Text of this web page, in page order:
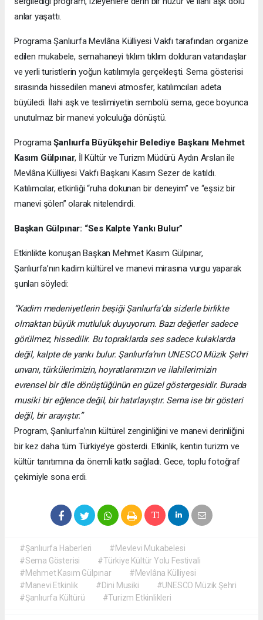
anlar yaşattı.
ProgramaŞanlıurfa Mevlâna Külliyesi Vakfı tarafından organize
edilen mukabele, semahaneyi tıklım tıklım dolduran vatandaşlar
ve yerli turistlerin yoğun katılımıyla gerçekleşti. Sema gösterisi
sırasında hissedilen manevi atmosfer, katılımcıları adeta
büyüledi. İlahi aşk ve teslimiyetin sembolü sema, gece boyunca
unutulmaz bir manevi yolculuğa dönüştü.
ProgramaŞanlıurfa Büyükşehir Belediye Başkanı Mehmet
Kasım Gülpınar, İl Kültür ve Turizm Müdürü Aydın Arslan ile
Mevlâna Külliyesi Vakfı Başkanı Kasım Sezer de katıldı.
Katılımcılar, etkinliği “ruha dokunan bir deneyim” ve “eşsiz bir
manevi şölen” olarak nitelendirdi.
Başkan Gülpınar: “Ses Kalpte Yankı Bulur”
Etkinlikte konuşan Başkan Mehmet Kasım Gülpınar,
Şanlıurfa’nın kadim kültürel ve manevi mirasına vurgu yaparak
şunları söyledi:
“Kadim medeniyetlerin beşiği Şanlıurfa’da sizlerle birlikte
olmaktan büyük mutluluk duyuyorum. Bazı değerler sadece
görülmez, hissedilir. Bu topraklarda ses sadece kulaklarda
değil, kalpte de yankı bulur. Şanlıurfa’nın UNESCO Müzik Şehri
unvanı, türkülerimizin, hoyratlarımızın ve ilahilerimizin
evrensel bir dile dönüştüğünün en güzel göstergesidir. Burada
musiki bir eğlence değil, bir hatırlayıştır. Sema ise bir gösteri
değil, bir arayıştır.”
Program, Şanlıurfa’nın kültürel zenginliğini ve manevi derinliğini
bir kez daha tüm Türkiye’ye gösterdi. Etkinlik, kentin turizm ve
kültür tanıtımına da önemli katkı sağladı. Gece, toplu fotoğraf
çekimiyle sona erdi.
#Şanlıurfa Haberleri
#Mevlevi Mukabelesi
#Sema Gösterisi
#Türkiye Kültür Yolu Festivali
#Mehmet Kasım Gülpınar
#Mevlâna Külliyesi
#Manevi Etkinlik
#Dini Musiki
#UNESCO Müzik Şehri
#Şanlıurfa Kültürü
#Turizm Etkinlikleri